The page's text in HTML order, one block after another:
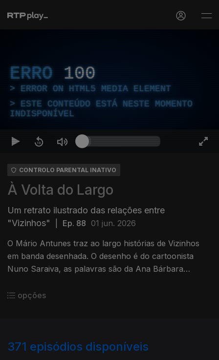
ERRO 100
ERROR ON HTML5 MEDIA ELEMENT
ESTE CONTEÚDO ESTÁ NESTE MOMENTO
INDISPONÍVEL
CONTROLO PARENTAL INATIVO
À Volta do Largo
Um retrato ilustrado das relações entre
"Vizinhos"
Ep. 88 01 jun. 2026
O Mário Antunes traz ao largo histórias de Vizinhos
em banda desenhada. O desenho é do cartoonista
Nuno Saraiva, as palavras são da Ana Bárbara
opções
371 episódios disponíveis